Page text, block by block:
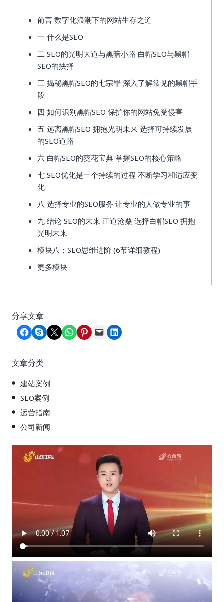
前言 数字化浪潮下的网站生存之道
一 什么是SEO
二 SEO的光明大道与黑暗小路 白帽SEO与黑帽
SEO的抉择
三 揭秘黑帽SEO的七宗罪 深入了解常见的黑帽手
段
四 如何识别黑帽SEO 保护你的网站免受侵害
五 远离黑帽SEO 拥抱光明未来 选择可持续发展
的SEO道路
六 白帽SEO的葵花宝典 掌握SEO的核心策略
七 SEO优化是一个持续的过程 不断学习和适应变
化
八 选择专业的SEO服务 让专业的人做专业的事
九 结论 SEO的未来 正道沧桑 选择白帽SEO 拥抱
光明未来
模块八：SEO思维进阶 (6节详细教程)
更多模块
分享文章
Share on Facebook
Share on Skype
Share on X Share on WhatsApp
Share on Pinterest
Email this PageShare on LinkedIn
文章分类
建站案例
SEO案例
运营指南
公司新闻